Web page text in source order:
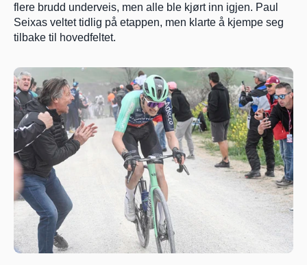
flere brudd underveis, men alle ble kjørt inn igjen. Paul
Seixas veltet tidlig på etappen, men klarte å kjempe seg
tilbake til hovedfeltet.